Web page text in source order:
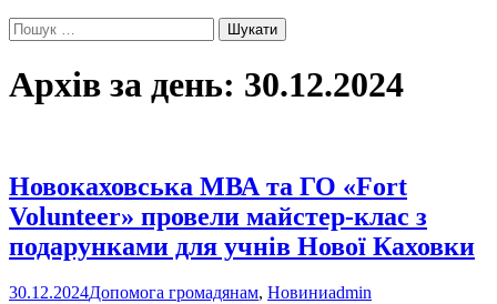
Пошук:
Архів за день: 30.12.2024
Новокаховська МВА та ГО «Fort
Volunteer» провели майстер-клас з
подарунками для учнів Нової Каховки
30.12.2024Допомога громадянам, Новиниadmin